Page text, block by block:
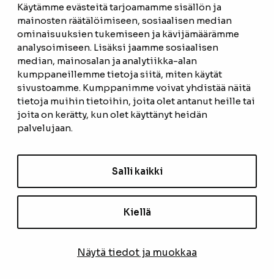
Käytämme evästeitä tarjoamamme sisällön ja
mainosten räätälöimiseen, sosiaalisen median
ominaisuuksien tukemiseen ja kävijämäärämme
analysoimiseen. Lisäksi jaamme sosiaalisen
median, mainosalan ja analytiikka-alan
kumppaneillemme tietoja siitä, miten käytät
sivustoamme. Kumppanimme voivat yhdistää näitä
tietoja muihin tietoihin, joita olet antanut heille tai
joita on kerätty, kun olet käyttänyt heidän
palvelujaan.
Salli kaikki
Kiellä
Näytä tiedot ja muokkaa
ETUSIVU
TUOTTEET
REFERENSSIT
OTA YHTEYTTÄ
EVÄSTEASETUKSET